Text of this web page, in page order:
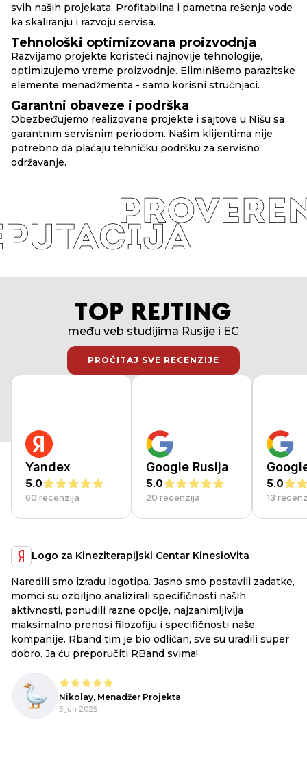
svih naših projekata. Profitabilna i pametna rešenja vode
ka skaliranju i razvoju servisa.
Tehnološki optimizovana proizvodnja
Razvijamo projekte koristeći najnovije tehnologije,
optimizujemo vreme proizvodnje. Eliminišemo parazitske
elemente menadžmenta - samo korisni stručnjaci.
Garantni obaveze i podrška
Obezbeđujemo realizovane projekte i sajtove u Nišu sa
garantnim servisnim periodom. Našim klijentima nije
potrebno da plaćaju tehničku podršku za servisno
održavanje.
TOP REJTING
među veb studijima Rusije i EC
PROČITAJ SVE RECENZIJE
PROČITAJ SVE RECENZIJE
Yandex
5.0
60 recenzija
Google Rusija
5.0
20 recenzija
5.0
13
Logo za Kineziterapijski Centar KinesioVita
Naredili smo izradu logotipa. Jasno smo postavili zadatke,
momci su ozbiljno analizirali specifičnosti naših
aktivnosti, ponudili razne opcije, najzanimljivija
maksimalno prenosi filozofiju i specifičnosti naše
kompanije. Rband tim je bio odličan, sve su uradili super
dobro. Ja ću preporučiti RBand svima!
Nikolay, Menadžer Projekta
5 jun 2025